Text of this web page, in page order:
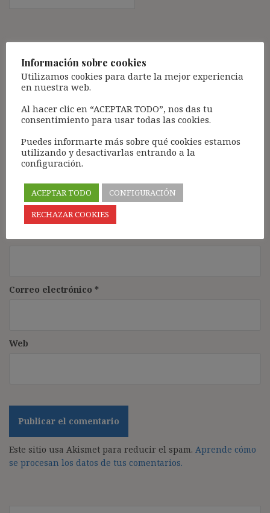
Tu dirección de correo electrónico no será publicada.
campos obligatorios están marcados con
Comentario *
Correo electrónico *
Web
Este sitio usa Akismet para reducir el spam. Aprende cómo
se procesan los datos de tus comentarios.
Información sobre cookies
Utilizamos cookies para darte la mejor experiencia
en nuestra web.
Al hacer clic en “ACEPTAR TODO”, nos das tu
consentimiento para usar todas las cookies.
Puedes informarte más sobre qué cookies estamos
utilizando y desactivarlas entrando a la
configuración.
ACEPTAR TODO
CONFIGURACIÓN
RECHAZAR COOKIES